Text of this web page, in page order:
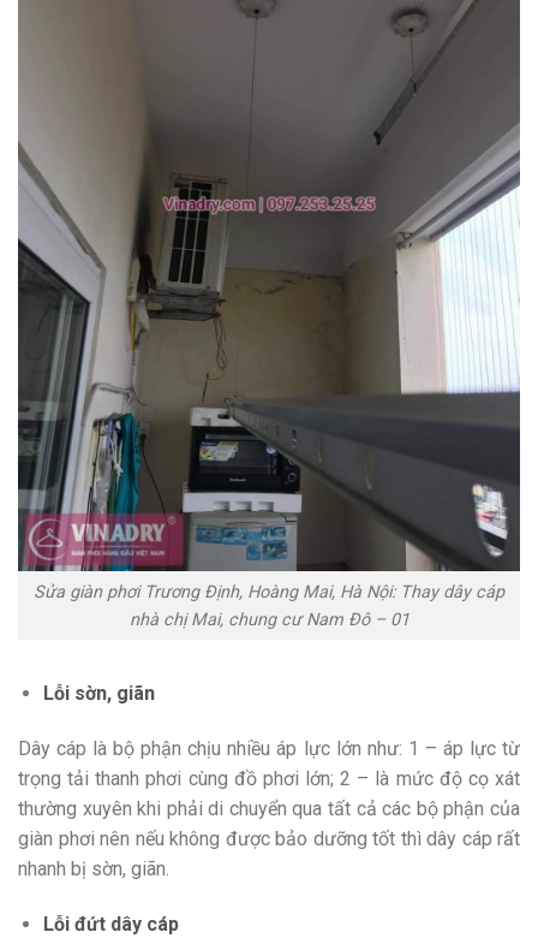
Sửa giàn phơi Trương Định, Hoàng Mai, Hà Nội: Thay dây cáp
nhà chị Mai, chung cư Nam Đô – 01
Lỗi sờn, giãn
Dây cáp là bộ phận chịu nhiều áp lực lớn như: 1 – áp lực từ
trọng tải thanh phơi cùng đồ phơi lớn; 2 – là mức độ cọ xát
thường xuyên khi phải di chuyển qua tất cả các bộ phận của
giàn phơi nên nếu không được bảo dưỡng tốt thì dây cáp rất
nhanh bị sờn, giãn.
Lỗi đứt dây cáp